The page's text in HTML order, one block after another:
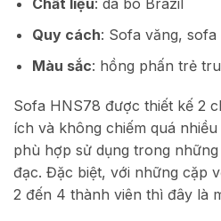
Chất liệu: da bò Brazil
Quy cách: Sofa văng,
Màu sắc: hồng phấn trẻ
Sofa HNS78 được thiết kế 2
ích và không chiếm quá
phù hợp sử dụng trong
đạc. Đặc biệt, với những cặp
2 đến 4 thành viên thì đây là